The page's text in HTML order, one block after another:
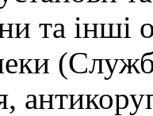
та інші